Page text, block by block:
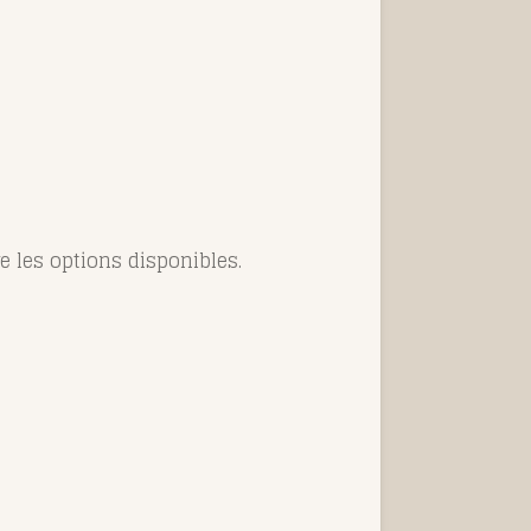
les options disponibles.